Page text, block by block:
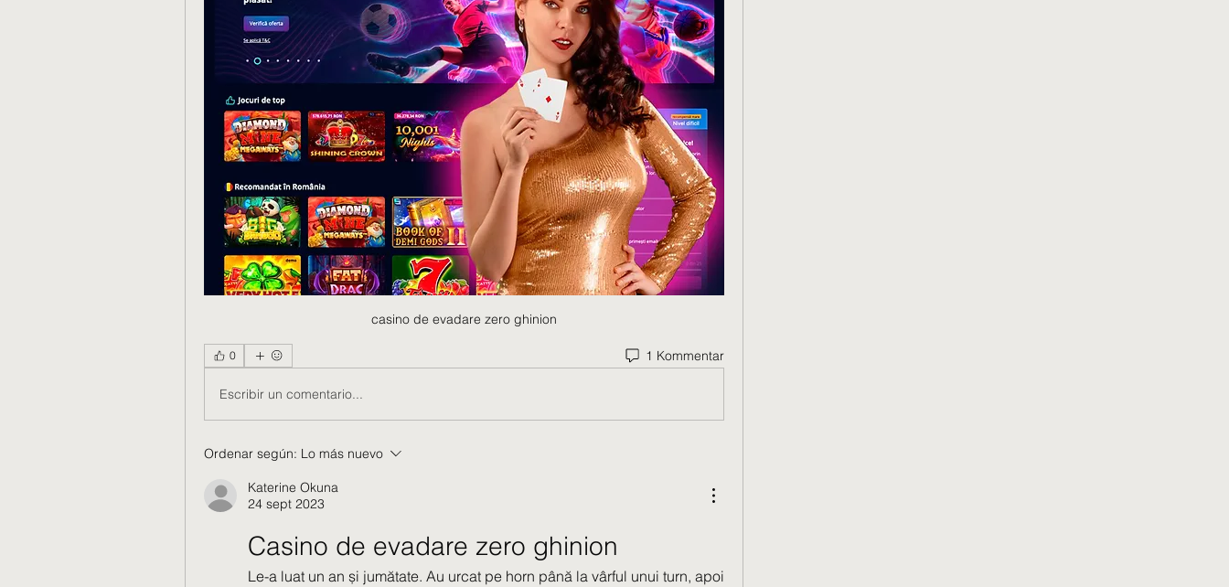
casino de evadare zero ghinion
0 1 Kommentar
Escribir un comentario...
Ordenar según: Lo más nuevo
Katerine Okuna
24 sept 2023
Casino de evadare zero ghinion
Le-a luat un an și jumătate. Au urcat pe horn până la vârful unui turn, apoi